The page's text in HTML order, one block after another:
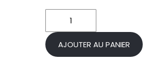
quantité
de
Boîte
à
AJOUTER AU PANIER